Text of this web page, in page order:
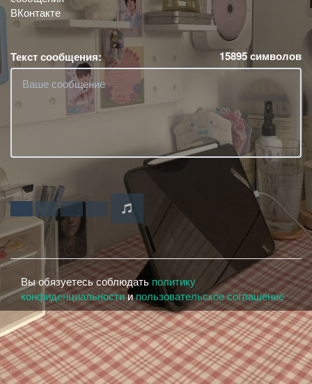
Текст сообщения: 15895символов
Вы обязуетесь соблюдать политику
конфиденциальностиипользовательское соглашение